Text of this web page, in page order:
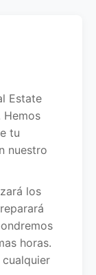
Estate
Hemos
tu
nuestro
los
horas.